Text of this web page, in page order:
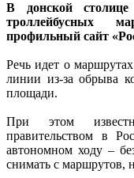
В донской
троллейбусных
профильный сайт
Речь идет о
линии из-за обрыва
площади.
При этом
правительством в
автономном ходу –
снимать с маршрутов,